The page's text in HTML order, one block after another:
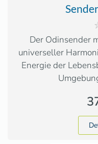
Der Odinsender
universeller
Energie der